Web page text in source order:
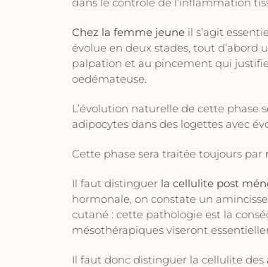
Chez la femme jeune il s’agit
évolue en deux stades, tout
palpation et au pincement qui
oedémateuse.
L’évolution naturelle de cette phase
adipocytes dans des logettes avec
Cette phase sera traitée toujours par
Il faut distinguer la cellulite post
hormonale, on constate un
cutané : cette pathologie est la
mésothérapiques viseront
Il faut donc distinguer la cellulite des